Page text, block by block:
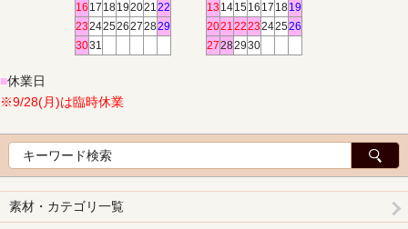
16 17 1819202122
23242526272829
3031
13 141516 17 1819
20212223242526
27282930
■休業日
※9/28(月)は臨時休業
素材・カテゴリ一覧